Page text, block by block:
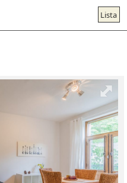
Lista